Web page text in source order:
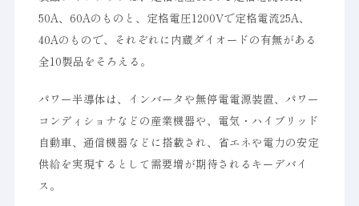
50A、60Aのものと、定格電圧1200Vで定格電流25A、
40Aのもので、それぞれに内蔵ダイオードの有無がある
全10製品をそろえる。
パワー半導体は、インバータや無停電電源装置、パワー
コンディショナなどの産業機器や、電気・ハイブリッド
自動車、通信機器などに搭載され、省エネや電力の安定
供給を実現するとして需要増が期待されるキーデバイ
ス。